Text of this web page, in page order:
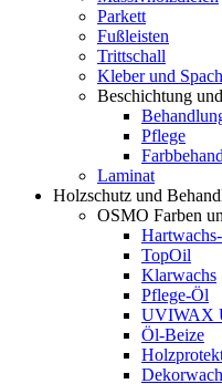
Parkett
Fußleisten
Trittschall
Kleber und
Beschichtung
Pflege
Laminat
Holzschutz und
OSMO Farben
TopOil
Klarwachs
Pflege-Öl
UVIWAX
Öl-Beize